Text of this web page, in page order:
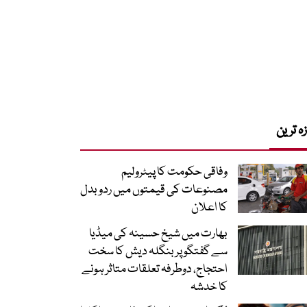
ترین
وفاقی حکومت کا پیٹرولیم
مصنوعات کی قیمتوں میں ردوبدل
کا اعلان
بھارت میں شیخ حسینہ کی میڈیا
سے گفتگو پر بنگلہ دیش کا سخت
احتجاج، دوطرفہ تعلقات متاثر ہونے
کا خدشہ